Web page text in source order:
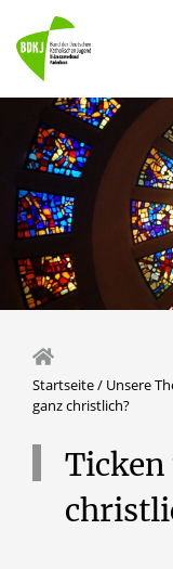
Startseite/ Unsere
ganz christlich?
Ticken